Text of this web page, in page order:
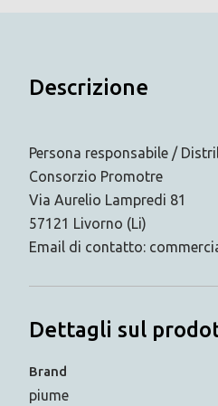
Descrizione
Persona responsabile /
Consorzio Promotre
Via Aurelio Lampredi 81
57121 Livorno (Li)
Email di contatto:
Dettagli sul
Brand
piume